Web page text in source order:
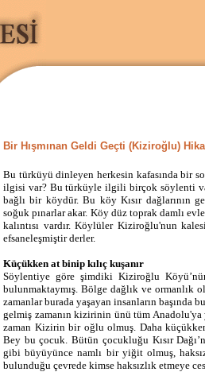
Bir Hışmınan Geldi Geçti (Kiziroğlu)
Bu türküyü dinleyen herkesin kafasında bir
ilgisi var? Bu türküyle ilgili birçok söylenti var
bağlı bir köydür. Bu köy Kısır dağlarının
soğuk pınarlar akar. Köy düz toprak damlı
kalıntısı vardır. Köylüler Kiziroğlu'nun
efsaneleşmiştir derler.
Küçükken at binip kılıç kuşanır
Söylentiye göre şimdiki Kiziroğlu
bulunmaktaymış. Bölge dağlık ve ormanlık
zamanlar burada yaşayan insanların
gelmiş zamanın kizirinin ünü tüm
zaman Kizirin bir oğlu olmuş. Daha
Bey bu çocuk. Bütün çocukluğu Kısır
gibi büyüyünce namlı bir yiğit olmuş,
bulunduğu çevrede kimse haksızlık etmeye